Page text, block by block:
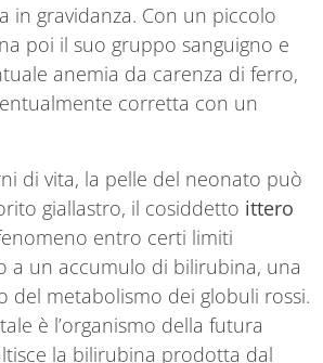
in gravidanza. Con un piccolo
poi il suo gruppo sanguigno e
anemia da carenza di ferro,
corretta con un
di vita, la pelle del neonato può
giallastro, il cosiddetto ittero
entro certi limiti
a un accumulo di bilirubina, una
del metabolismo dei globuli rossi.
è l’organismo della futura
la bilirubina prodotta dal